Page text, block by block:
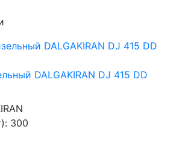
DALGAKIRAN DJ 415 DD
300